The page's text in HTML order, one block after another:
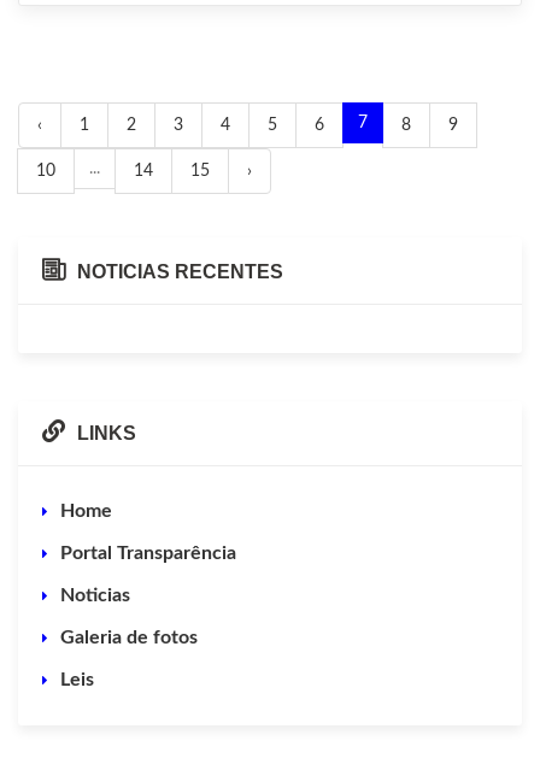
‹ 1 2 3 4 5 6 7 8 9
10 ... 14 15 ›
NOTICIAS RECENTES
LINKS
Home
Portal Transparência
Noticias
Galeria de fotos
Leis